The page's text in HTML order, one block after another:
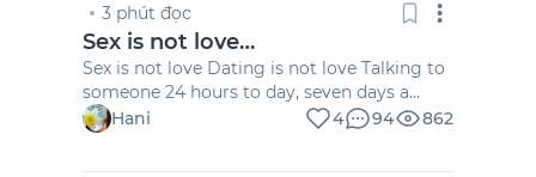
3 phút đọc
Sex is not love…
Sex is not love Dating is not love Talking to
someone 24 hours to day, seven days a
week is not love Staying awake all night for
someone is not love Love is someone who
Hani 4 94 862